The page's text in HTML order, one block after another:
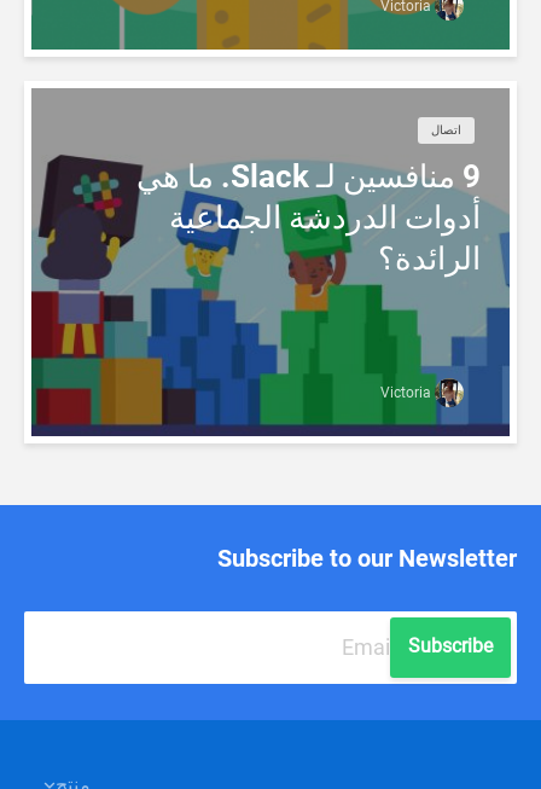
Victoria
اتصال
9 منافسين لـ Slack. ما هي
أدوات الدردشة الجماعية
الرائدة؟
Subscribe to our Newsletter
Subscribe
منتج